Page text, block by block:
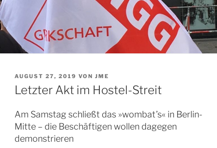
VERÖFFENTLICHT
AM
AUGUST 27, 2019 VON JME
Letzter Akt im Hostel-Streit
Am Samstag schließt das »wombat’s« in Berlin-
Mitte – die Beschäftigen wollen dagegen
demonstrieren